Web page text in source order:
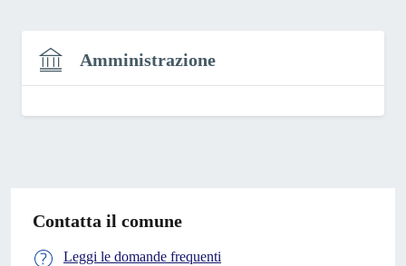
Amministrazione
Contatta il comune
Leggi le domande frequenti